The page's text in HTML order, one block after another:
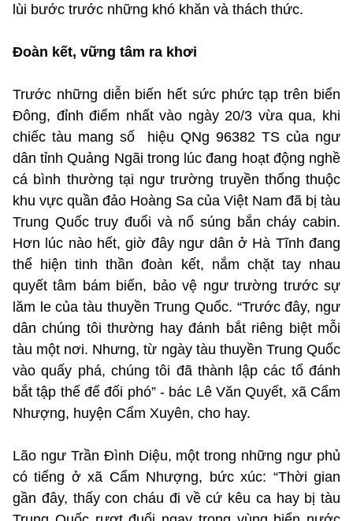
lùi bước trước những khó khăn và thách thức.
Đoàn kết, vững tâm ra khơi
Trước những diễn biến hết sức phức tạp trên biển
Đông, đỉnh điểm nhất vào ngày 20/3 vừa qua, khi
chiếc tàu mang số hiệu QNg 96382 TS của ngư
dân tỉnh Quảng Ngãi trong lúc đang hoạt động nghề
cá bình thường tại ngư trường truyền thống thuộc
khu vực quần đảo Hoàng Sa của Việt Nam đã bị tàu
Trung Quốc truy đuổi và nổ súng bắn cháy cabin.
Hơn lúc nào hết, giờ đây ngư dân ở Hà Tĩnh đang
thể hiện tinh thần đoàn kết, nắm chặt tay nhau
quyết tâm bám biển, bảo vệ ngư trường trước sự
lăm le của tàu thuyền Trung Quốc. “Trước đây, ngư
dân chúng tôi thường hay đánh bắt riêng biệt mỗi
tàu một nơi. Nhưng, từ ngày tàu thuyền Trung Quốc
vào quấy phá, chúng tôi đã thành lập các tổ đánh
bắt tập thể để đối phó” - bác Lê Văn Quyết, xã Cẩm
Nhượng, huyện Cẩm Xuyên, cho hay.
Lão ngư Trần Đình Diệu, một trong những ngư phủ
có tiếng ở xã Cẩm Nhượng, bức xúc: “Thời gian
gần đây, thấy con cháu đi về cứ kêu ca hay bị tàu